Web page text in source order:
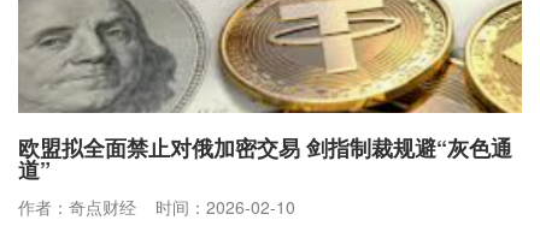
欧盟拟全面禁止对俄加密交易 剑指制裁规避“灰色通
道”
作者：奇点财经 时间：2026-02-10